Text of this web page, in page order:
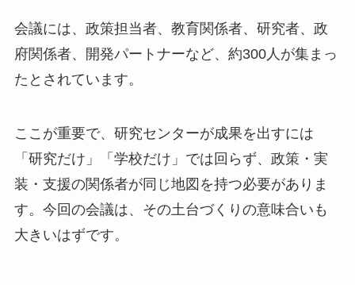
会議には、政策担当者、教育関係者、研究者、政
府関係者、開発パートナーなど、約300人が集まっ
たとされています。
ここが重要で、研究センターが成果を出すには
「研究だけ」「学校だけ」では回らず、政策・実
装・支援の関係者が同じ地図を持つ必要がありま
す。今回の会議は、その土台づくりの意味合いも
大きいはずです。